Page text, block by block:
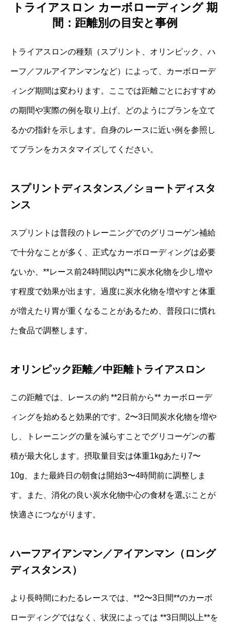
トライアスロン カーボローディング 期
間：距離別の目安と事例
トライアスロンの種類（スプリント、オリンピック、ハ
ーフ／フルアイアンマンなど）によって、カーボローデ
ィング期間は変わります。ここでは距離ごとにおすすめ
の期間や実際の例を取り上げ、どのようにプランを立て
るかの指針を示します。自身のレースに近い例を参照し
てプランをカスタマイズしてください。
スプリントディスタンス／ショートディスタ
ンス
スプリントは普段のトレーニングでのグリコーゲン補給
で十分なことが多く、正式なカーボローディングは必要
ないか、**レース前24時間以内**に炭水化物を少し増や
す程度で効果が出ます。過度に炭水化物を増やすと体重
が増えたり胃が重くなることがあるため、普段口に慣れ
た食品で調整します。
オリンピック距離／中距離トライアスロン
この距離では、レースの約 **2日前から** カーボローデ
ィングを始めると効果的です。2〜3日間炭水化物を増や
し、トレーニングの量を減らすことでグリコーゲンの蓄
積が最大化します。摂取量目安は体重1kgあたり7〜
10g、また最終日の朝食は開始3〜4時間前に調整しま
す。また、消化の良い炭水化物中心の食材を選ぶことが
快適さにつながります。
ハーフアイアンマン／アイアンマン（ロング
ディスタンス）
より長時間にわたるレースでは、**2〜3日間**のカーボ
ローディングではなく、状況によっては **3日間以上**を